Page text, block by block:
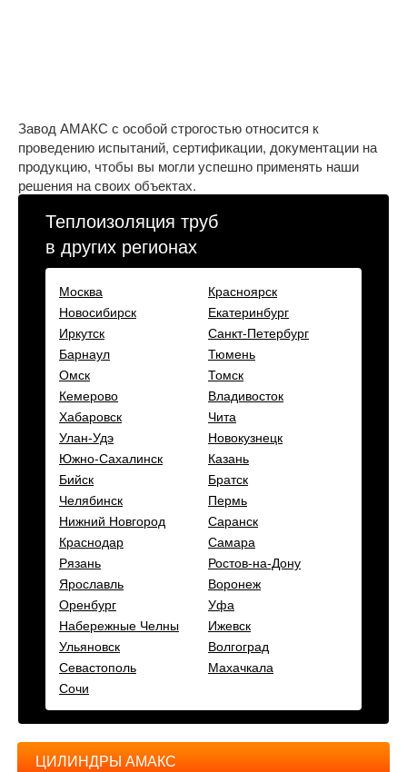
Завод АМАКС с особой строгостью относится к
проведению испытаний, сертификации, документации на
продукцию, чтобы вы могли успешно применять наши
решения на своих объектах.
Теплоизоляция труб
в других регионах
Москва
Красноярск
Новосибирск
Екатеринбург
Иркутск
Санкт-Петербург
Барнаул
Тюмень
Омск
Томск
Кемерово
Владивосток
Хабаровск
Чита
Улан-Удэ
Новокузнецк
Южно-Сахалинск
Казань
Бийск
Братск
Челябинск
Пермь
Нижний Новгород
Саранск
Краснодар
Самара
Рязань
Ростов-на-Дону
Ярославль
Воронеж
Оренбург
Уфа
Набережные Челны
Ижевск
Ульяновск
Волгоград
Севастополь
Махачкала
Сочи
ЦИЛИНДРЫ АМАКС